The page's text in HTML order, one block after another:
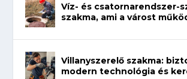
Víz- és csatornarendszer-
szakma, ami a várost
Villanyszerelő szakma:
modern technológia és